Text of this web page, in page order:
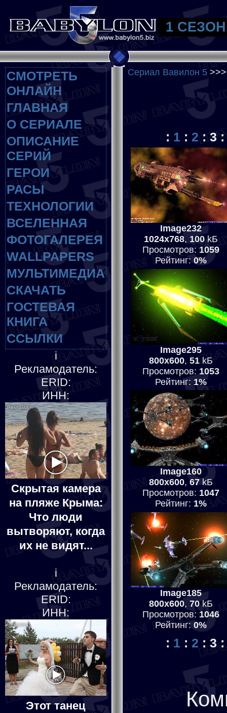
1 СЕЗОН
СМОТРЕТЬ
ОНЛАЙН
ГЛАВНАЯ
О СЕРИАЛЕ
ОПИСАНИЕ
СЕРИЙ
ГЕРОИ
РАСЫ
ТЕХНОЛОГИИ
ВСЕЛЕННАЯ
ФОТОГАЛЕРЕЯ
WALLPAPERS
МУЛЬТИМЕДИА
СКАЧАТЬ
ГОСТЕВАЯ
КНИГА
ССЫЛКИ
i
Рекламодатель:
ERID:
ИНН:
Скрытая камера
на пляже Крыма:
Что люди
вытворяют, когда
их не видят...
i
Рекламодатель:
ERID:
ИНН:
Этот танец
Сериал Вавилон 5
: 1: 2: 3
Image232
1024x768, 100kБ
Просмотров:1059
Рейтинг:0%
Image295
800x600, 51kБ
Просмотров: 1053
Рейтинг: 1%
Image160
800x600, 67 kБ
Просмотров: 1047
Рейтинг: 1%
Image185
800x600, 70kБ
Просмотров:1046
Рейтинг: 0%
: 1: 2 : 3: